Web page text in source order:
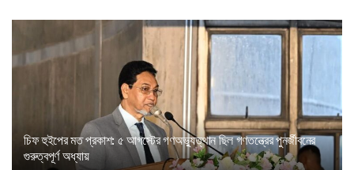
চিফ হুইপের মত প্রকাশ: ৫ আগস্টের গণঅভ্যুত্থান ছিল গণতন্ত্রের পুনর্জীবনের
গুরুত্বপূর্ণ অধ্যায়